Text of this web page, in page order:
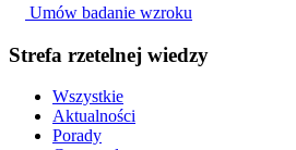
Umów badanie wzroku
Strefa rzetelnej wiedzy
Wszystkie
Aktualności
Porady